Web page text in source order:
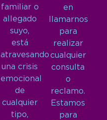
familiar o
allegado
suyo,
está
atravesando
una crisis
emocional
de
cualquier
tipo,
en
llamarnos
para
realizar
cualquier
consulta
o
reclamo.
Estamos
para